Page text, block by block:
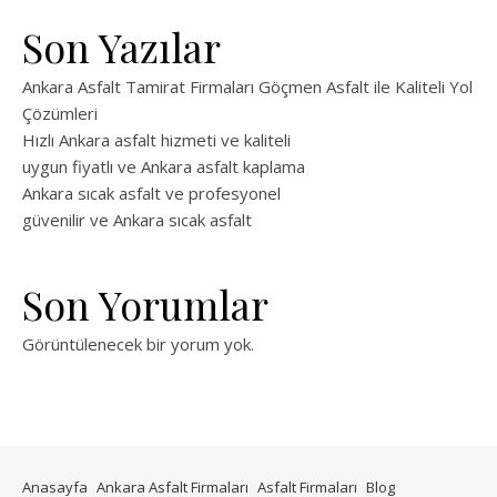
Son Yazılar
Ankara Asfalt Tamirat Firmaları Göçmen Asfalt ile Kaliteli Yol
Çözümleri
Hızlı Ankara asfalt hizmeti ve kaliteli
uygun fiyatlı ve Ankara asfalt kaplama
Ankara sıcak asfalt ve profesyonel
güvenilir ve Ankara sıcak asfalt
Son Yorumlar
Görüntülenecek bir yorum yok.
Anasayfa Ankara Asfalt Firmaları Asfalt Firmaları Blog